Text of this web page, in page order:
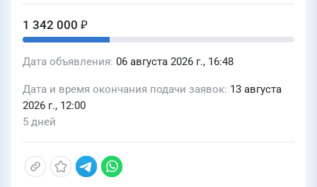
1 342 000 ₽
Дата объявления 06 августа 2026 г., 16:48
Дата и время окончания подачи заявок 13 августа
2026 г., 12:00
5 дней